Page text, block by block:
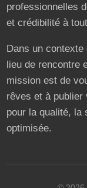
professionnelles
et crédibilité à
Dans un
lieu de rencontre
mission est de
rêves et à publier
pour la qualité, la
optimisée.